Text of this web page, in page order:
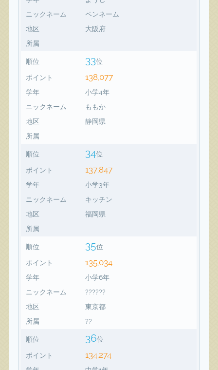
ニックネーム
ペンネーム
地区
大阪府
所属
順位 33位
ポイント 138,077
学年
小学4年
ニックネーム
ももか
地区
静岡県
所属
順位 34位
ポイント 137,847
学年
小学3年
ニックネーム
キッチン
地区
福岡県
所属
順位 35位
ポイント 135,034
学年
小学6年
ニックネーム
??????
地区
東京都
所属
??
順位 36位
ポイント 134,274